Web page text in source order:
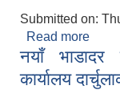
Submitted on:
Read more
नयाँ भाडादर
कार्यालय